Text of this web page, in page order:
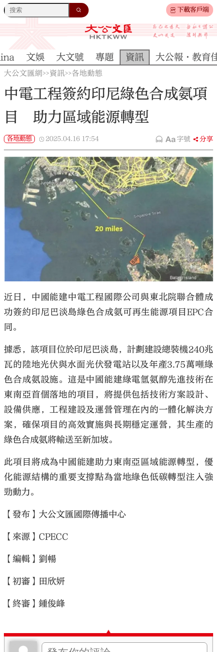
下載客戶端
大公文匯
文娛 大文號 專題 資訊 大公報·教育
大公文匯網>>資訊>>各地動態
中電工程簽約印尼綠色合成氨項
目 助力區域能源轉型
各地動態 2025.04.16 17:54 字號 分享
近日，中國能建中電工程國際公司與東北院聯合體成
功簽約印尼巴淡島綠色合成氨可再生能源項目EPC合
同。
據悉，該項目位於印尼巴淡島，計劃建設總裝機240兆
瓦的陸地光伏與水面光伏發電站以及年產3.75萬噸綠
色合成氨設施。這是中國能建綠電氫氨醇先進技術在
東南亞首個落地的項目，將提供包括技術方案設計、
設備供應，工程建設及運營管理在內的一體化解決方
案，確保項目的高效實施與長期穩定運營，其生產的
綠色合成氨將輸送至新加坡。
此項目將成為中國能建助力東南亞區域能源轉型，優
化能源結構的重要支撐點為當地綠色低碳轉型注入強
勁動力。
【發布】大公文匯國際傳播中心
【來源】CPECC
【編輯】劉暢
【初審】田欣妍
【終審】鍾俊峰